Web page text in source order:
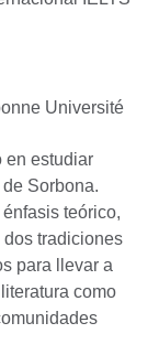
Université
en estudiar
Sorbona.
teórico,
tradiciones
para llevar a
como